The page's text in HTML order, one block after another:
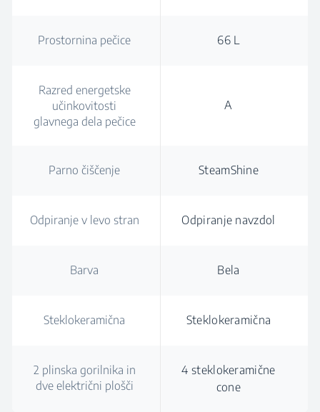
Prostornina pečice 66 L
Razred energetske
učinkovitosti
glavnega dela pečice
A
Parno čiščenje SteamShine
Odpiranje v levo stran Odpiranje navzdol
Barva Bela
Steklokeramična Steklokeramična
2 plinska gorilnika in
dve električni plošči
4 steklokeramične
cone